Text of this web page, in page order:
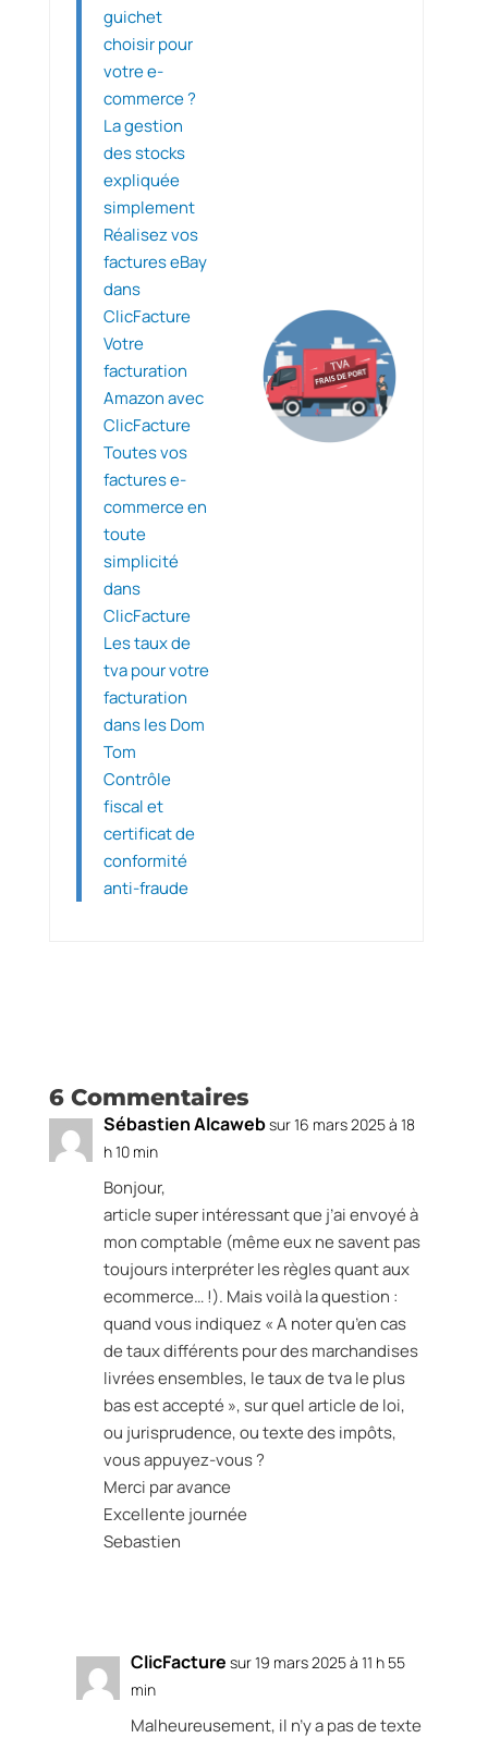
guichet
choisir pour
votre e-
commerce ?
La gestion
des stocks
expliquée
simplement
Réalisez vos
factures eBay
dans
ClicFacture
Votre
facturation
Amazon avec
ClicFacture
Toutes vos
factures e-
commerce en
toute
simplicité
dans
ClicFacture
Les taux de
tva pour votre
facturation
dans les Dom
Tom
Contrôle
fiscal et
certificat de
conformité
anti-fraude
6 Commentaires
Sébastien Alcawebsur 16 mars 2025 à 18
h 10 min
Bonjour,
article super intéressant que j’ai envoyé à
mon comptable (même eux ne savent pas
toujours interpréter les règles quant aux
ecommerce… !). Mais voilà la question :
quand vous indiquez « A noter qu’en cas
de taux différents pour des marchandises
livrées ensembles, le taux de tva le plus
bas est accepté », sur quel article de loi,
ou jurisprudence, ou texte des impôts,
vous appuyez-vous ?
Merci par avance
Excellente journée
Sebastien
ClicFacture sur 19 mars 2025 à 11 h 55
min
Malheureusement, il n’y a pas de texte